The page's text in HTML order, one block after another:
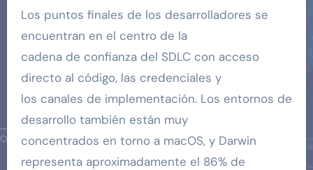
Los puntos finales de los desarrolladores se
encuentran en el centro de la
cadena de confianza del SDLC con acceso
directo al código, las credenciales y
los canales de implementación. Los entornos de
desarrollo también están muy
concentrados en torno a macOS, y Darwin
representa aproximadamente el 86% de